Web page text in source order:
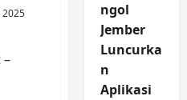
2025
ngol
Jember
Luncurka
n
Aplikasi